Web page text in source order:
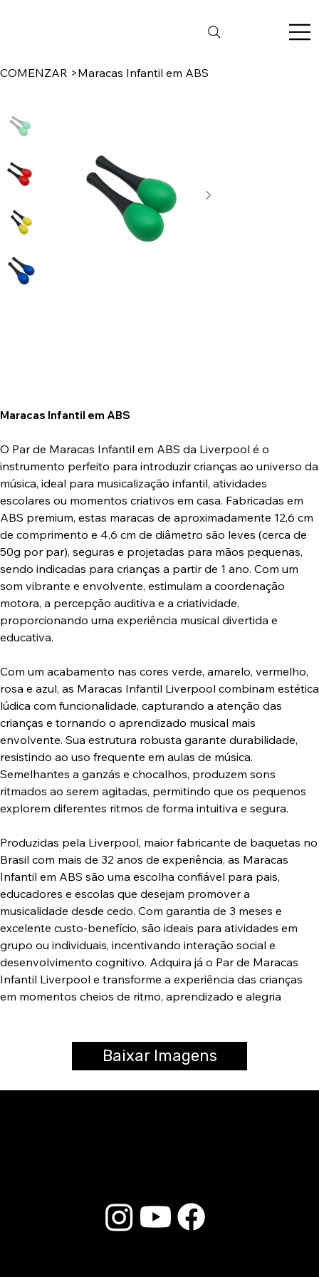
COMENZAR >Maracas Infantil em ABS
Maracas Infantil em ABS
O Par de Maracas Infantil em ABS da Liverpool é o
instrumento perfeito para introduzir crianças ao universo da
música, ideal para musicalização infantil, atividades
escolares ou momentos criativos em casa. Fabricadas em
ABS premium, estas maracas de aproximadamente 12,6 cm
de comprimento e 4,6 cm de diâmetro são leves (cerca de
50g por par), seguras e projetadas para mãos pequenas,
sendo indicadas para crianças a partir de 1 ano. Com um
som vibrante e envolvente, estimulam a coordenação
motora, a percepção auditiva e a criatividade,
proporcionando uma experiência musical divertida e
educativa.
Com um acabamento nas cores verde, amarelo, vermelho,
rosa e azul, as Maracas Infantil Liverpool combinam estética
lúdica com funcionalidade, capturando a atenção das
crianças e tornando o aprendizado musical mais
envolvente. Sua estrutura robusta garante durabilidade,
resistindo ao uso frequente em aulas de música.
Semelhantes a ganzás e chocalhos, produzem sons
ritmados ao serem agitadas, permitindo que os pequenos
explorem diferentes ritmos de forma intuitiva e segura.
Produzidas pela Liverpool, maior fabricante de baquetas no
Brasil com mais de 32 anos de experiência, as Maracas
Infantil em ABS são uma escolha confiável para pais,
educadores e escolas que desejam promover a
musicalidade desde cedo. Com garantia de 3 meses e
excelente custo-benefício, são ideais para atividades em
grupo ou individuais, incentivando interação social e
desenvolvimento cognitivo. Adquira já o Par de Maracas
Infantil Liverpool e transforme a experiência das crianças
em momentos cheios de ritmo, aprendizado e alegria
Baixar Imagens